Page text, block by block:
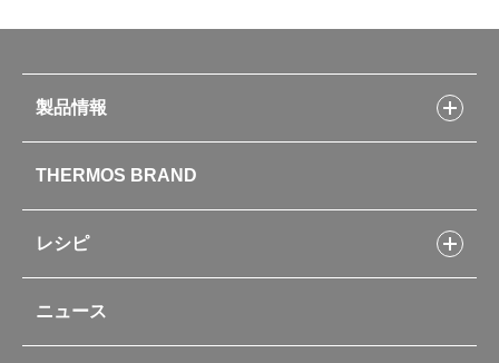
製品情報
水筒
お弁当
キッチン用品
ポット・アイスペール
コーヒーメーカー
THERMOS BRAND
レシピ
フライパンレシピ
シャトルシェフレシピ
ニュース